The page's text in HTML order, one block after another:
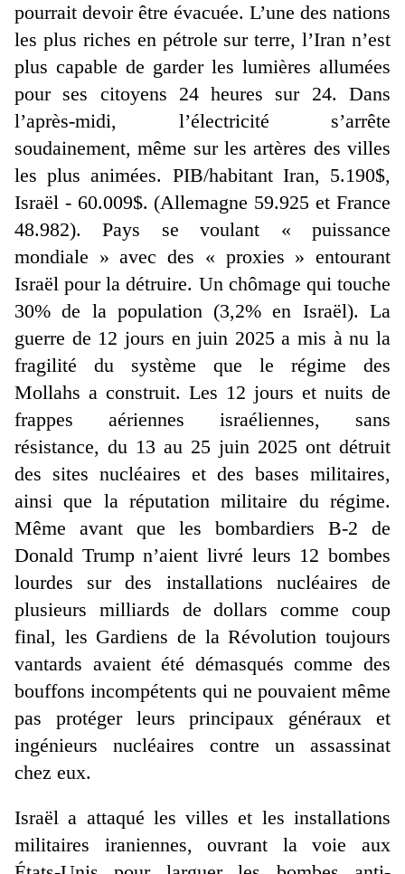
pourrait devoir être évacuée. L’une des nations
les plus riches en pétrole sur terre, l’Iran n’est
plus capable de garder les lumières allumées
pour ses citoyens 24 heures sur 24. Dans
l’après-midi, l’électricité s’arrête
soudainement, même sur les artères des villes
les plus animées. PIB/habitant Iran, 5.190$,
Israël - 60.009$. (Allemagne 59.925 et France
48.982). Pays se voulant « puissance
mondiale » avec des « proxies » entourant
Israël pour la détruire. Un chômage qui touche
30% de la population (3,2% en Israël). La
guerre de 12 jours en juin 2025 a mis à nu la
fragilité du système que le régime des
Mollahs a construit. Les 12 jours et nuits de
frappes aériennes israéliennes, sans
résistance, du 13 au 25 juin 2025 ont détruit
des sites nucléaires et des bases militaires,
ainsi que la réputation militaire du régime.
Même avant que les bombardiers B-2 de
Donald Trump n’aient livré leurs 12 bombes
lourdes sur des installations nucléaires de
plusieurs milliards de dollars comme coup
final, les Gardiens de la Révolution toujours
vantards avaient été démasqués comme des
bouffons incompétents qui ne pouvaient même
pas protéger leurs principaux généraux et
ingénieurs nucléaires contre un assassinat
chez eux.
Israël a attaqué les villes et les installations
militaires iraniennes, ouvrant la voie aux